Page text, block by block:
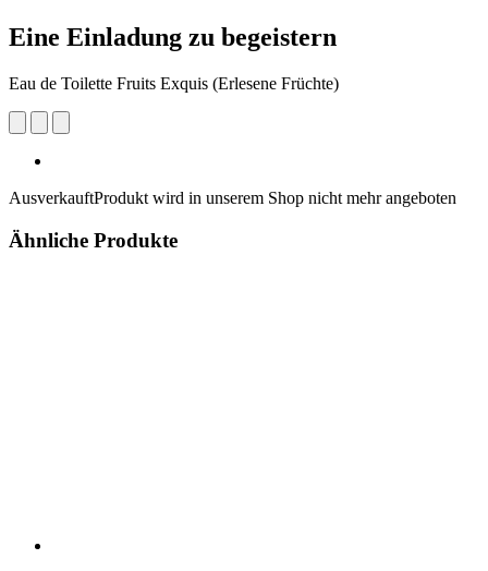
Eine Einladung zu begeistern
Eau de Toilette Fruits Exquis (Erlesene Früchte)
AusverkauftProdukt wird in unserem Shop nicht mehr angeboten
Ähnliche Produkte